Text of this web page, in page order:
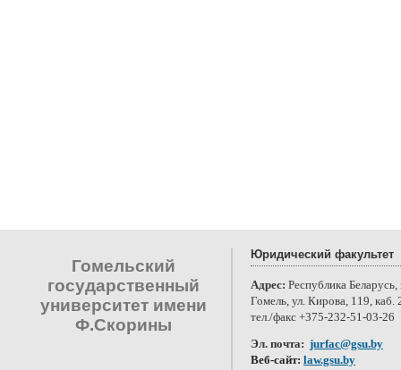
Гомельский
государственный
университет имени
Ф.Скорины
Юридический факультет
Адрес: Республика Беларусь,
Гомель, ул. Кирова, 119, каб.
тел./факс +375-232-51-03-26
Эл. почта: jurfac@gsu.by
Веб-сайт: law.gsu.by